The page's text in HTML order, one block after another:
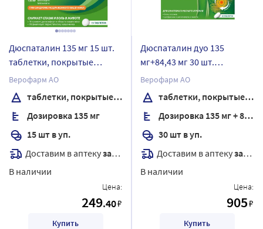
Дюспаталин 135 мг 15 шт.
таблетки, покрытые
оболочкой
Верофарм АО
таблетки, покрытые оболочкой
Дозировка 135 мг
15 шт в уп.
Доставим в аптекузавтра
В наличии
Цена:
249.40₽
Купить
Дюспаталин дуо 135
мг+84,43 мг 30 шт.
таблетки, покрытые
пленочной оболочкой
Верофарм АО
таблетки, покрытые пленочной оболочкой
Дозировка 135 мг + 84,43 мг
30 шт в уп.
Доставим в аптекузавтра
В наличии
Цена:
905₽
Купить